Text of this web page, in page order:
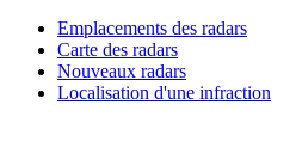
Emplacements des radars
Carte des radars
Nouveaux radars
Localisation d'une infraction